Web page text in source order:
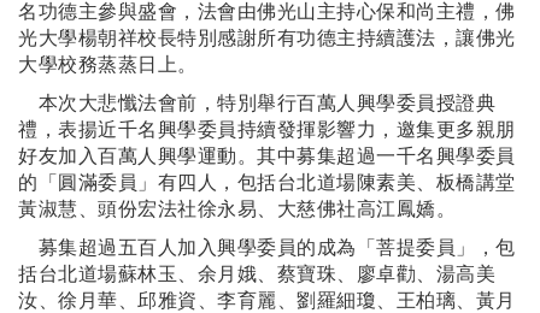
名功德主參與盛會，法會由佛光山主持心保和尚主禮，佛
光大學楊朝祥校長特別感謝所有功德主持續護法，讓佛光
大學校務蒸蒸日上。
本次大悲懺法會前，特別舉行百萬人興學委員授證典
禮，表揚近千名興學委員持續發揮影響力，邀集更多親朋
好友加入百萬人興學運動。其中募集超過一千名興學委員
的 「 圓滿委員 」 有四人，包括台北道場陳素美 、板橋講堂
黃淑慧、頭份宏法社徐永易、大慈佛社高江鳳嬌。
募集超過五百人加入興學委員的成為「菩提委員」，包
括台北道場蘇林玉、余月娥、蔡寶珠、廖卓勸、湯高美
汝、徐月華、邱雅資、李育麗、劉羅細瓊、王柏璃、黃月